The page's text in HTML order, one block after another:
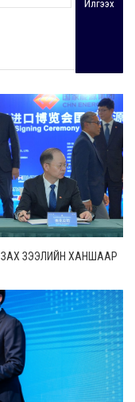
Илгээх
ЗАХ ЗЭЭЛИЙН ХАНШААР